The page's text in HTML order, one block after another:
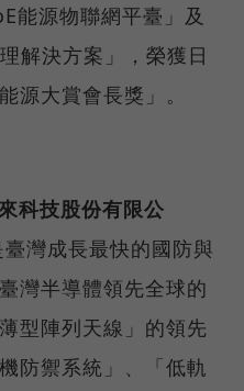
能源物聯網平臺」及
解決方案」，榮獲日
源大賞會長獎」。
科技股份有限公
灣成長最快的國防與
灣半導體領先全球的
型陣列天線」的領先
防禦系統」、「低軌